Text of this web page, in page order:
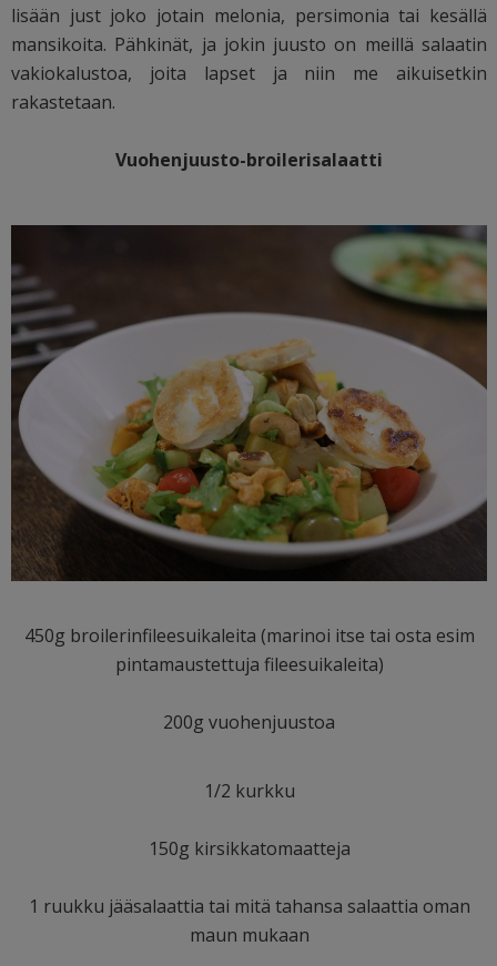
lisään just joko jotain melonia, persimonia tai kesällä
mansikoita. Pähkinät, ja jokin juusto on meillä salaatin
vakiokalustoa, joita lapset ja niin me aikuisetkin
rakastetaan.
Vuohenjuusto-broilerisalaatti
450g broilerinfileesuikaleita (marinoi itse tai osta esim
pintamaustettuja fileesuikaleita)
200g vuohenjuustoa
1/2 kurkku
150g kirsikkatomaatteja
1 ruukku jääsalaattia tai mitä tahansa salaattia oman
maun mukaan